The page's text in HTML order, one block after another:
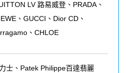
LV 路易威登、PRADA、
、GUCCI、Dior CD、
、CHLOE
士、 Patek Philippe百達翡麗